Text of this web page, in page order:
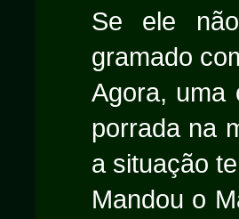
Se ele
gramado
Agora, uma
porrada na
a situação
Mandou o